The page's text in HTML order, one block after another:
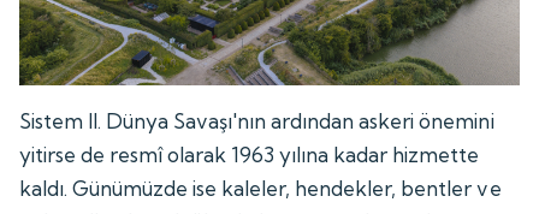
Sistem II. Dünya Savaşı'nın ardından askeri önemini
yitirse de resmî olarak 1963 yılına kadar hizmette
kaldı. Günümüzde ise kaleler, hendekler, bentler ve